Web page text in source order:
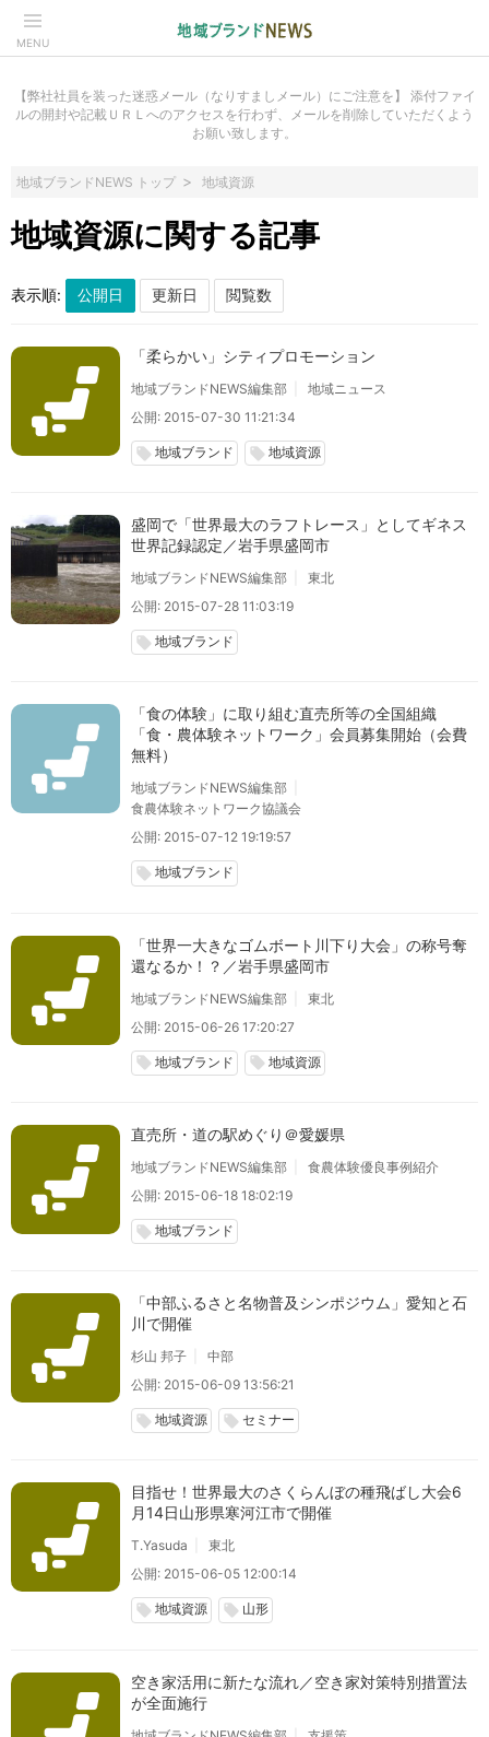
MENU
【弊社社員を装った迷惑メール（なりすましメール）にご注意を】 添付ファイ
ルの開封や記載ＵＲＬへのアクセスを行わず、メールを削除していただくよう
お願い致します。
地域ブランドNEWS トップ 地域資源
地域資源に関する記事
表示順:
「柔らかい」シティプロモーション
地域ブランドNEWS編集部
地域ニュース
公開: 2015-07-30 11:21:34
local_offer 地域ブランド local_offer 地域資源
盛岡で「世界最大のラフトレース」としてギネス
世界記録認定／岩手県盛岡市
地域ブランドNEWS編集部
東北
公開: 2015-07-28 11:03:19
local_offer 地域ブランド
「食の体験」に取り組む直売所等の全国組織
「食・農体験ネットワーク」会員募集開始（会費
無料）
地域ブランドNEWS編集部
食農体験ネットワーク協議会
公開: 2015-07-12 19:19:57
local_offer 地域ブランド
「世界一大きなゴムボート川下り大会」の称号奪
還なるか！？／岩手県盛岡市
地域ブランドNEWS編集部
東北
公開: 2015-06-26 17:20:27
local_offer 地域ブランド local_offer 地域資源
直売所・道の駅めぐり＠愛媛県
地域ブランドNEWS編集部
食農体験優良事例紹介
公開: 2015-06-18 18:02:19
local_offer 地域ブランド
「中部ふるさと名物普及シンポジウム」愛知と石
川で開催
杉山 邦子
中部
公開: 2015-06-09 13:56:21
local_offer 地域資源 local_offer セミナー
目指せ！世界最大のさくらんぼの種飛ばし大会6
月14日山形県寒河江市で開催
T.Yasuda
東北
公開: 2015-06-05 12:00:14
local_offer 地域資源 local_offer 山形
空き家活用に新たな流れ／空き家対策特別措置法
が全面施行